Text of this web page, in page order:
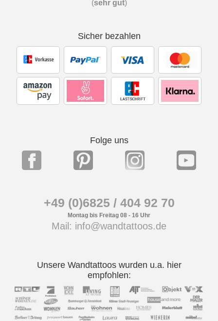
(sehr gut)
Sicher bezahlen
Folge uns
+49 (0)6825 / 404 92 70
Montag bis Freitag 08 - 16 Uhr
Mail: info@wandtattoos.de
Unsere Wandtattoos wurden u.a. hier
empfohlen: